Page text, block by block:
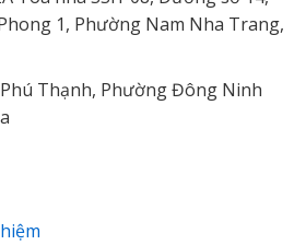
1, Phường Nam Nha Trang,
Thạnh, Phường Đông Ninh